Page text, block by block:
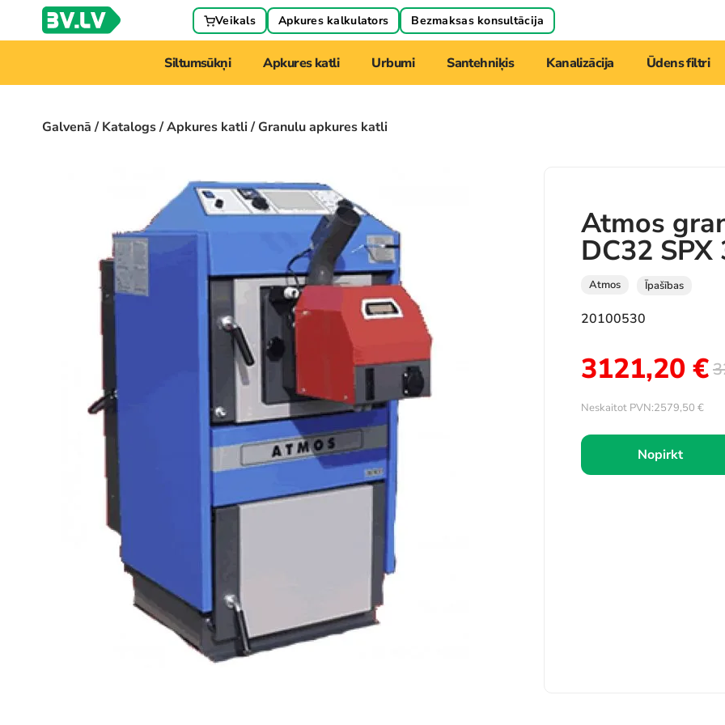
Veikals Apkures kalkulators Bezmaksas konsultācija
Siltumsūkņi Apkures katli Urbumi Santehniķis Kanalizācija Ūdens filtri
Galvenā/Katalogs/Apkures katli/ Granulu apkures katli
Atmos
DC32
Atmos Īpašības
20100530
3121,20€
Neskaitot PVN:2579,50 €
Nopirkt